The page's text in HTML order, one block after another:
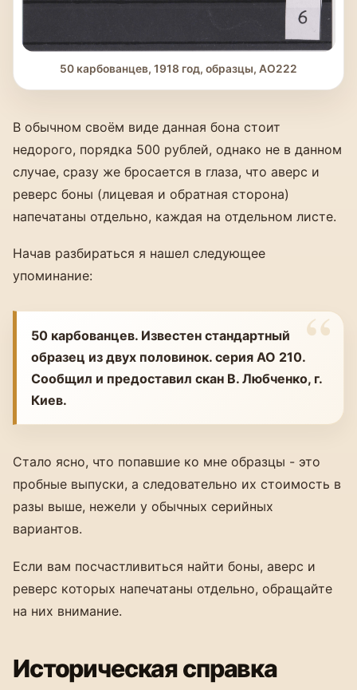
50 карбованцев, 1918 год, образцы, АО222
В обычном своём виде данная бона стоит
недорого, порядка 500 рублей, однако не в данном
случае, сразу же бросается в глаза, что аверс и
реверс боны (лицевая и обратная сторона)
напечатаны отдельно, каждая на отдельном листе.
Начав разбираться я нашел следующее
упоминание:
50 карбованцев. Известен стандартный
образец из двух половинок. серия АО 210.
Сообщил и предоставил скан В. Любченко, г.
Киев.
Стало ясно, что попавшие ко мне образцы - это
пробные выпуски, а следовательно их стоимость в
разы выше, нежели у обычных серийных
вариантов.
Если вам посчастливиться найти боны, аверс и
реверс которых напечатаны отдельно, обращайте
на них внимание.
Историческая справка